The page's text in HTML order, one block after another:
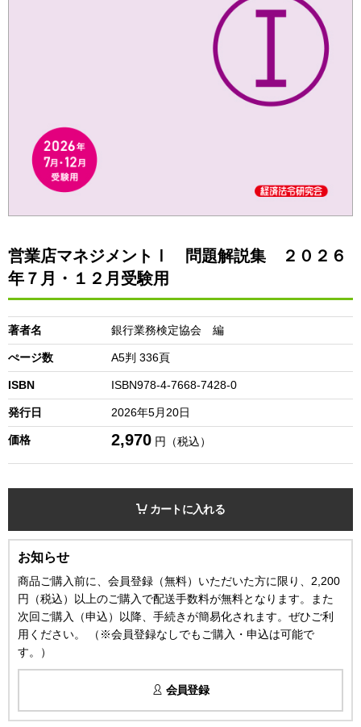
営業店マネジメントⅠ 問題解説集 ２０２６
年７月・１２月受験用
著者名 銀行業務検定協会 編
ぺージ数 A5判 336頁
ISBN ISBN978-4-7668-7428-0
発行日 2026年5月20日
価格 2,970 円（税込）
カートに入れる
お知らせ
商品ご購入前に、会員登録（無料）いただいた方に限り、2,200
円（税込）以上のご購入で配送手数料が無料となります。また
次回ご購入（申込）以降、手続きが簡易化されます。ぜひご利
用ください。 （※会員登録なしでもご購入・申込は可能で
す。）
会員登録